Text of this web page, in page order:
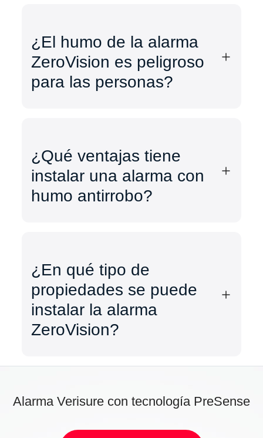
¿El humo de la alarma
ZeroVision es peligroso
para las personas?
¿Qué ventajas tiene
instalar una alarma con
humo antirrobo?
¿En qué tipo de
propiedades se puede
instalar la alarma
ZeroVision?
Alarma Verisure con tecnología PreSense